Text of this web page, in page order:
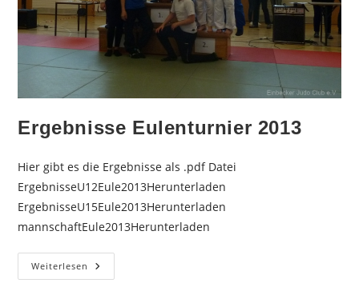
Ergebnisse Eulenturnier 2013
Hier gibt es die Ergebnisse als .pdf Datei
ErgebnisseU12Eule2013Herunterladen
ErgebnisseU15Eule2013Herunterladen
mannschaftEule2013Herunterladen
Weiterlesen Ergebnisse
Eulenturnier